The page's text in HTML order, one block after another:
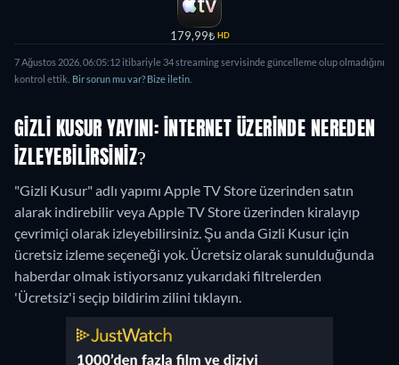
179,99₺ HD
7 Ağustos 2026, 06:05:12 itibariyle 34 streaming servisinde güncelleme olup olmadığını
kontrol ettik. Bir sorun mu var? Bize iletin.
GIZLI KUSUR YAYINI: İNTERNET ÜZERINDE NEREDEN
IZLEYEBILIRSINIZ?
"Gizli Kusur" adlı yapımı Apple TV Store üzerinden satın
alarak indirebilir veya Apple TV Store üzerinden kiralayıp
çevrimiçi olarak izleyebilirsiniz. Şu anda Gizli Kusur için
ücretsiz izleme seçeneği yok. Ücretsiz olarak sunulduğunda
haberdar olmak istiyorsanız yukarıdaki filtrelerden
'Ücretsiz'i seçip bildirim zilini tıklayın.